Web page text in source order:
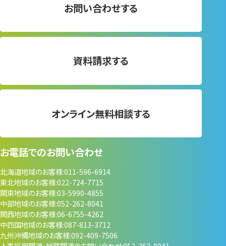
お問い合わせする
資料請求する
オンライン無料相談する
お電話でのお問い合わせ
北海道地域のお客様011-596-6914
東北地域のお客様022-724-7715
関東地域のお客様03-5990-4855
中部地域のお客様052-262-8041
関西地域のお客様06-6755-4262
中四国地域のお客様087-813-3712
九州沖縄地域のお客様092-409-7506